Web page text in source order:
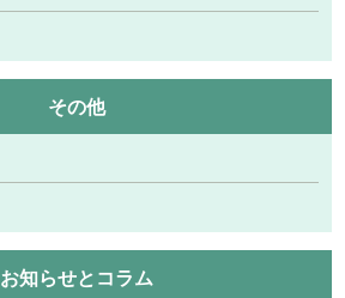
その他
お知らせとコラム